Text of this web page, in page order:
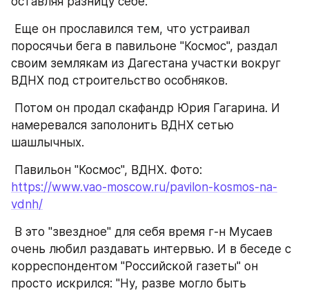
поросячьи бега в павильоне "Космос", раздал
своим землякам из Дагестана участки вокруг
ВДНХ под строительство особняков.
намеревался заполонить ВДНХ сетью
шашлычных.
https://www.vao-moscow.ru/pavilon-kosmos-na-
vdnh/
очень любил раздавать интервью. И в беседе с
корреспондентом "Российской газеты" он
просто искрился: "Ну, разве могло быть